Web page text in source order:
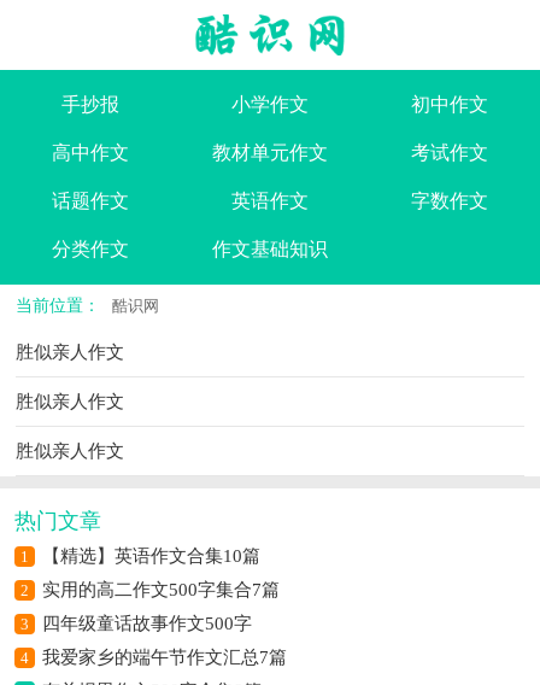
手抄报 小学作文 初中作文
高中作文 教材单元作文 考试作文
话题作文 英语作文 字数作文
分类作文 作文基础知识
当前位置： 酷识网
胜似亲人作文
胜似亲人作文
胜似亲人作文
热门文章
1 【精选】英语作文合集10篇
2 实用的高二作文500字集合7篇
3 四年级童话故事作文500字
4 我爱家乡的端午节作文汇总7篇